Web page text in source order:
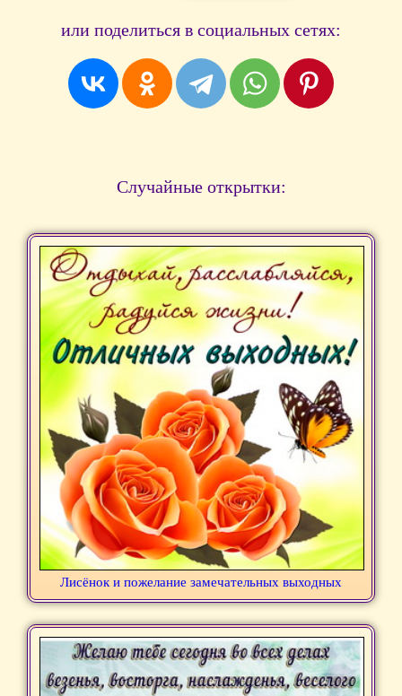
или поделиться в социальных сетях:
Случайные открытки:
Лисёнок и пожелание замечательных выходных